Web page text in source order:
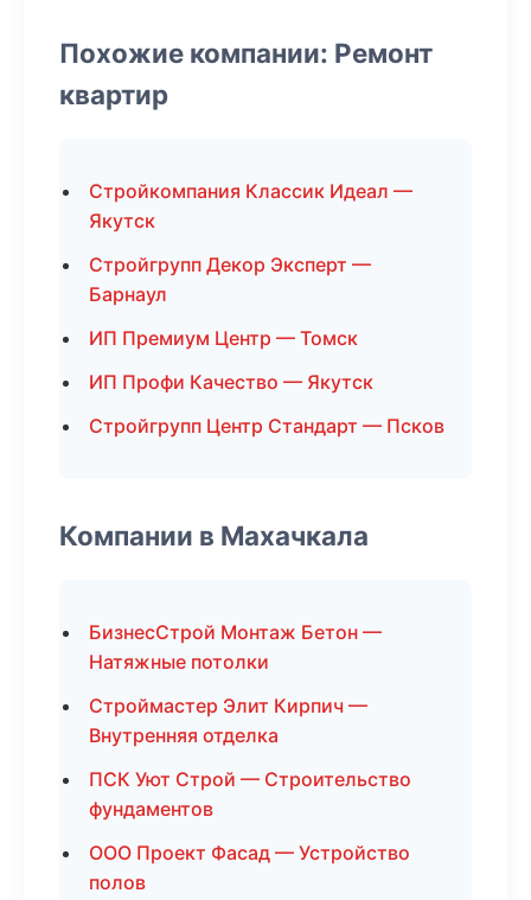
Похожие компании: Ремонт
квартир
Стройкомпания Классик Идеал —
Якутск
Стройгрупп Декор Эксперт —
Барнаул
ИП Премиум Центр — Томск
ИП Профи Качество — Якутск
Стройгрупп Центр Стандарт — Псков
Компании в Махачкала
БизнесСтрой Монтаж Бетон —
Натяжные потолки
Строймастер Элит Кирпич —
Внутренняя отделка
ПСК Уют Строй — Строительство
фундаментов
ООО Проект Фасад — Устройство
полов